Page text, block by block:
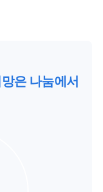
은 나눔에서